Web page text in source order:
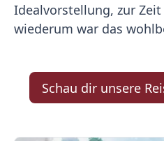
Idealvorstellung, zur Zeit
wiederum war das
Schau dir unsere